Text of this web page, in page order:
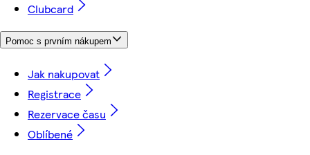
Clubcard
Pomoc s prvním nákupem
Jak nakupovat
Registrace
Rezervace času
Oblíbené